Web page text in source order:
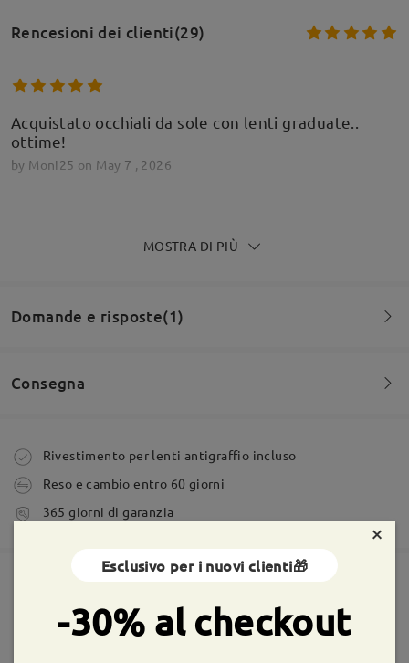
Rencesioni dei clienti(29)
Acquistato occhiali da sole con lenti graduate..
ottime!
by Moni25 on May 7 , 2026
MOSTRA DI PIÙ
Domande e risposte(1)
da Martina su Sep 19 , 2023
Firmoo's reply
Sì. La lente colorata viene fornita con una protezione UV
fotocromatica viene fornita con una protezione UV del 100%
su Sep 20 , 2023
Consegna
Ordine effettuato
tempi di spedizione
Spedito
shipping time
Rivestimento per lenti antigraffio incluso
Reso e cambio entro 60 giorni
365 giorni di garanzia
Montature simili
×
Esclusivo per i nuovi clienti🎁
-30% al checkout